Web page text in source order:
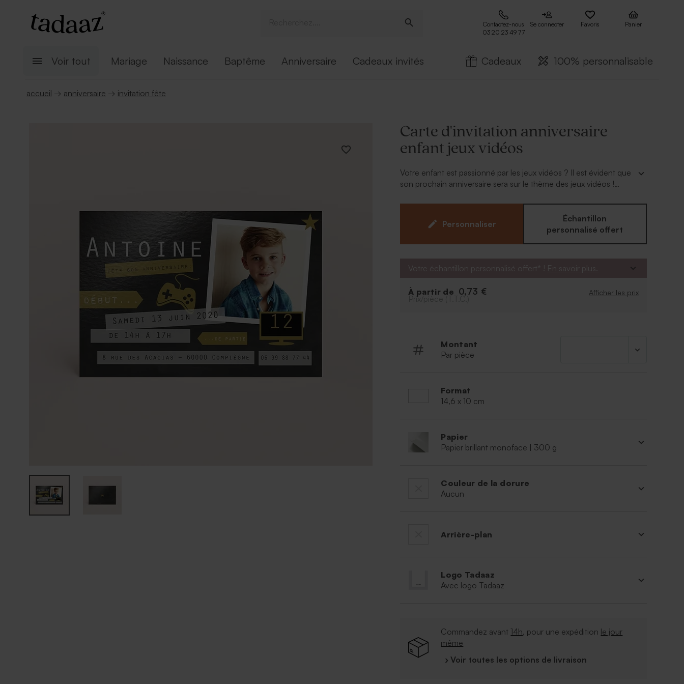
Contactez-nous
03 20 23 49 77
Se connecter Favoris Panier
Voir tout Mariage Naissance Baptême Anniversaire Cadeaux invités Cadeaux 100% personnalisable
accueil → anniversaire → invitation fête
Carte d'invitation anniversaire
enfant jeux vidéos
Votre enfant est passionné par les jeux vidéos ? Il est évident que
son prochain anniversaire sera sur le thème des jeux vidéos !
carte d'invitation anniversaire enfant jeux vidéos.
Personnaliser
Échantillon
personnalisé offert
Votre échantillon personnalisé offert* ! En savoir plus.
À partir de 0,73 € Afficher les prix
Prix/pièce (T.T.C.)
Montant
Par pièce
Format
14,6 x 10 cm
Papier
Papier brillant monoface | 300 g
Couleur de la dorure
Aucun
Arrière-plan
Logo Tadaaz
Avec logo Tadaaz
Commandez avant 14h, pour une expédition le jour
même
› Voir toutes les options de livraison